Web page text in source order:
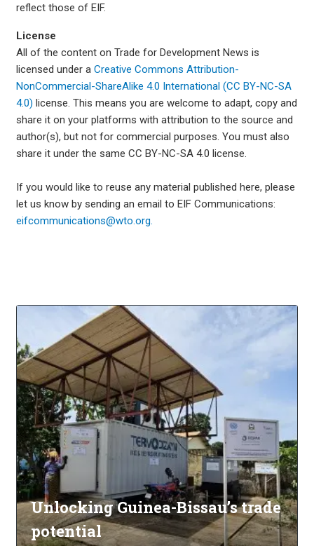
reflect those of EIF.
License
All of the content on Trade for Development News is
licensed under a Creative Commons Attribution-
NonCommercial-ShareAlike 4.0 International (CC BY-NC-SA
4.0) license. This means you are welcome to adapt, copy and
share it on your platforms with attribution to the source and
author(s), but not for commercial purposes. You must also
share it under the same CC BY-NC-SA 4.0 license.
If you would like to reuse any material published here, please
let us know by sending an email to EIF Communications:
eifcommunications@wto.org.
Unlocking Guinea-Bissau’s trade
potential